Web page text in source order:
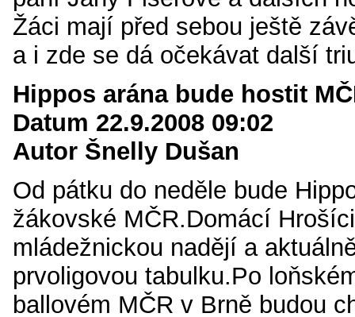
Žáci mají před sebou ještě
a i zde se dá očekávat další
Hippos arána bude hostit
Datum 22.9.2008 09:02
Autor Šnelly Dušan
Od pátku do neděle bude
žákovské MČR.Domácí
mládežnickou nadějí a
prvoligovou tabulku.Po
ballovém MČR v Brně budou